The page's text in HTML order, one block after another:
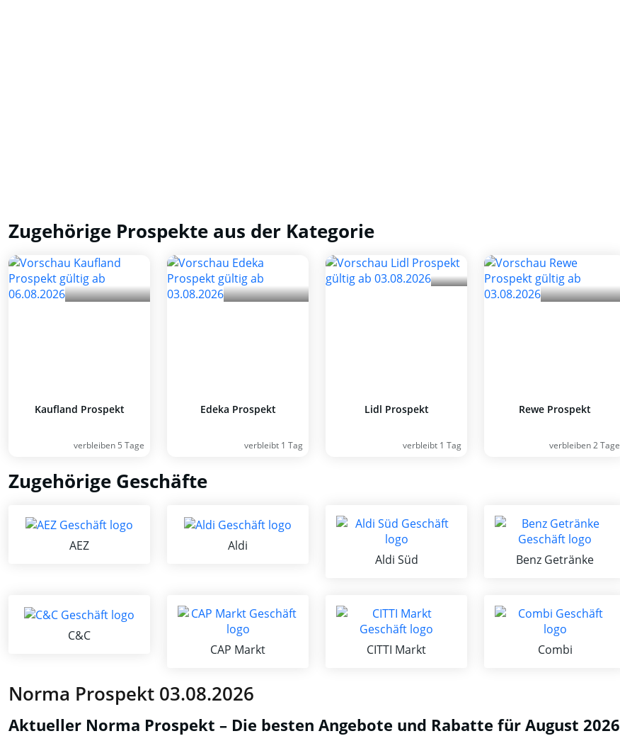
Zugehörige Prospekte aus der Kategorie
Kaufland Prospekt
verbleiben 5 Tage
Edeka Prospekt
verbleibt 1 Tag
Lidl Prospekt
verbleibt 1 Tag
Rewe Prospekt
verbleiben 2 Tage
Zugehörige Geschäfte
AEZ
Aldi
Aldi Süd
Benz Getränke
C&C
CAP Markt
CITTI Markt Combi
Norma Prospekt 03.08.2026
Aktueller Norma Prospekt – Die besten Angebote und Rabatte für August 2026